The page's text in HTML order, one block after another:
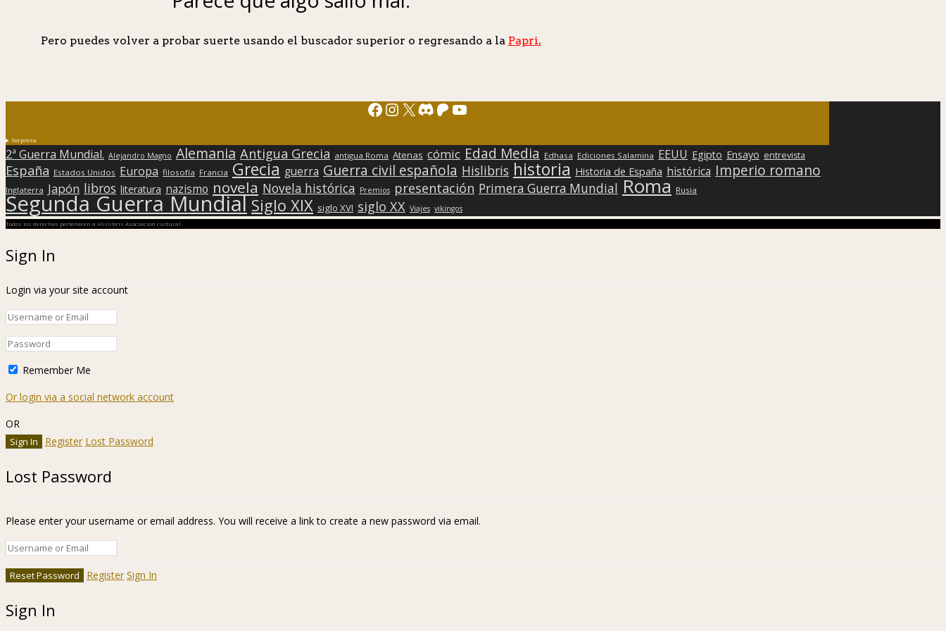
Pero puedes volver a probar suerte usando el buscador superior o regresando a la Papri.
Facebook
Instagram
X Discord
Patreon
YouTube
Sorpresa
2ª Guerra Mundial. Alejandro Magno Alemania Antigua Grecia antigua Roma Atenas cómic Edad Media Edhasa Ediciones Salamina EEUU Egipto Ensayo entrevista
España Estados Unidos Europa filosofía Francia Grecia guerra Guerra civil española Hislibris historia Historia de España histórica Imperio romano
Inglaterra Japón libros literatura nazismo novela Novela histórica Premios presentación Primera Guerra Mundial Roma Rusia
Segunda Guerra Mundial Siglo XIX siglo XVI siglo XX Viajes vikingos
Todos los derechos pertenecen a Hislibris Asociación cultural
Sign In
Login via your site account
Remember Me
Or login via a social network account
OR
Register Lost Password
Lost Password
Please enter your username or email address. You will receive a link to create a new password via email.
Register Sign In
Sign In